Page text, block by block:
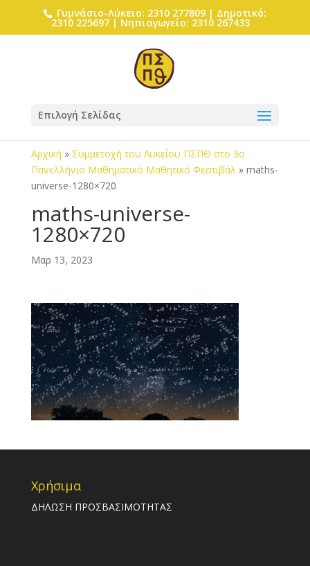
Γυμνάσιο-Λύκειο: 2310 277809 | Δημοτικό:
2310 225697 | Νηπιαγωγείο: 2310 267433
Επιλογή Σελίδας
Αρχική » Συμμετοχή του Λυκείου ΠΣΠΘ στο 3ο
Πανελλήνιο Μαθηματικό Μαθητικό Φεστιβάλ» maths-
universe-1280×720
maths-universe-
1280×720
Μαρ 13, 2023
Χρήσιμα
ΔΗΛΩΣΗ ΠΡΟΣΒΑΣΙΜΟΤΗΤΑΣ